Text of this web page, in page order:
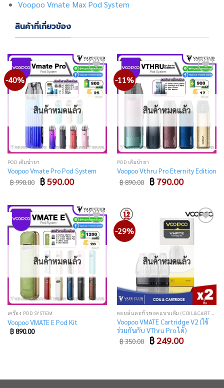
Voopoo Vmate Max Pod System
สินค้าที่เกี่ยวข้อง
-40%
Add
to
wishlist
สินค้าหมดแล้ว
POD เติมน้ำยา
Voopoo Vmate Pro Pod System
฿990.00 Original
price
฿590.00Current
price
-11%
Add
to
wishlist
สินค้าหมดแล้ว
POD เติมน้ำยา
Voopoo Vthru Pro Eternity Edition
฿890.00 Original
price
฿ 790.00Current
price
Add
to
wishlist
สินค้าหมดแล้ว
เครื่อง POD SYSTEM
Voopoo VMATE E Pod Kit
฿890.00
-29%
wishlist
สินค้าหมดแล้ว
Voopoo VMATE Cartridge V2 (ใช้
ร่วมกันกับ VThru Pro ได้)
฿350.00 Original
price
฿249.00Current
price